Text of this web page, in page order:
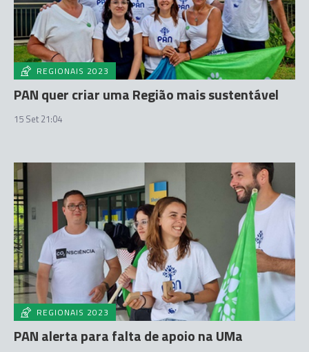
REGIONAIS 2023
PAN quer criar uma Região mais sustentável
15 Set 21:04
REGIONAIS 2023
PAN alerta para falta de apoio na UMa